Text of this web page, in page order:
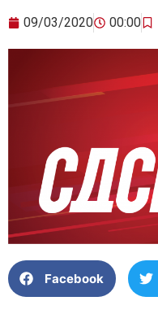
09/03/2020 00:00
Facebook